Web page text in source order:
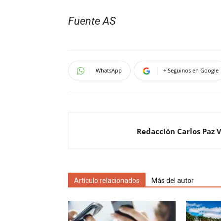
Fuente AS
WhatsApp + Seguinos en Google
Redacción Carlos Paz
Artículo relacionados Más del autor